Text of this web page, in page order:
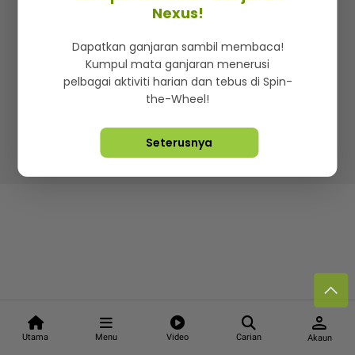
Utama Menu Video Carian
person
Akaun
Iklan di SMG360
Terma & Syarat Dasar Privasi
Lebih hot, viral dan sensasi
Hakcipta Terpelihara ©2026. Star Media Group Berhad
Nexus!
Dapatkan ganjaran sambil membaca!
Kumpul mata ganjaran menerusi
pelbagai aktiviti harian dan tebus di Spin-
the-Wheel!
Seterusnya